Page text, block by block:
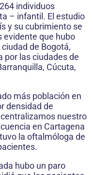
individuos
– infantil. El estudio
y su cubrimiento se
evidente que hubo
de Bogotá,
por las ciudades de
Cúcuta,
más población en
densidad de
nuestro
en Cartagena
la oftalmóloga de
hubo un paro